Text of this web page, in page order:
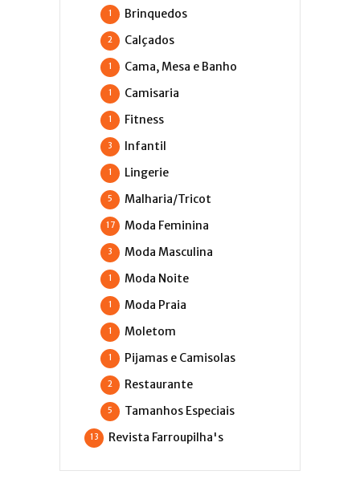
Brinquedos
1
Calçados
2
Cama, Mesa e Banho
1
Camisaria
1
Fitness
1
Infantil
3
Lingerie
1
Malharia/Tricot
5
Moda Feminina
17
Moda Masculina
3
Moda Noite
1
Moda Praia
1
Moletom
1
Pijamas e Camisolas
1
Restaurante
2
Tamanhos Especiais
5
Revista Farroupilha's
13